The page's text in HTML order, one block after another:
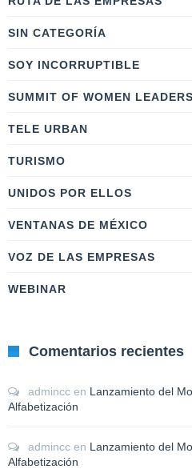
SIN CATEGORÍA
SOY INCORRUPTIBLE
SUMMIT OF WOMEN
TELE URBAN
TURISMO
UNIDOS POR ELLOS
VENTANAS DE MÉXICO
VOZ DE LAS EMPRESAS
WEBINAR
Comentarios recientes
admincc en Lanzamiento del
Alfabetización
admincc en Lanzamiento del
Alfabetización